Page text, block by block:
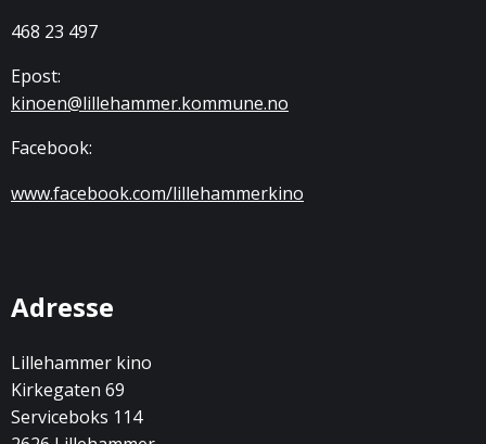
468 23 497
Epost:
kinoen@lillehammer.kommune.no
Facebook:
www.facebook.com/lillehammerkino
Adresse
Lillehammer kino
Kirkegaten 69
Serviceboks 114